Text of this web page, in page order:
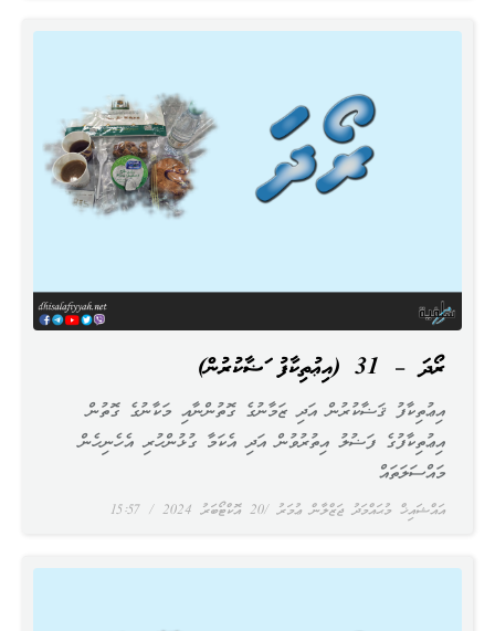
ރޯދަ – 31 (އިޢުތިކާފު ޤަޟާކުރުން)
އައްޝައިޚް މުޙައްމަދު ޖަޒްލާން ޢުމަރު 20 އޮކްޓޯބަރު 2024
އިޢުތިކާފު ޤަޟާކުރުން އަދި ޒަމާނުގެ ގޮތުންނާއި މަކާނުގެ ގޮތުން
އިޢުތިކާފުގެ ފަޟުލު އިތުރުވުން އަދި އެކަމާ ގުޅުންހުރި އެހެނިހެން
މައްސަލަތައް